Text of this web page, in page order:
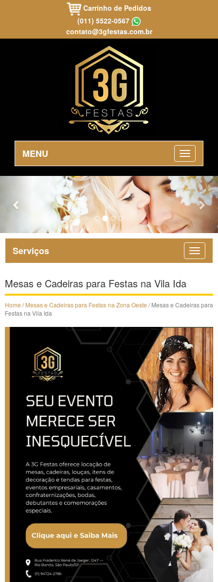
Carrinho de Pedidos
(011) 5522-0567
contato@3gfestas.com.br
MENU
Serviços
Mesas e Cadeiras para Festas na Vila Ida
Home /Mesas e Cadeiras para Festas na Zona Oeste / Mesas e Cadeiras para
Festas na Vila Ida